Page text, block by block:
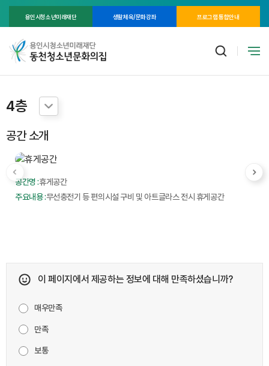
용인시청소년미래재단 생활체육/문화강좌 프로그램 통합안내
4층
공간 소개
공간명 :휴게공간
주요내용 :무선충전기 등 편의시설 구비 및 아트글라스 전시 휴게공간
이 페이지에서 제공하는 정보에 대해 만족하셨습니까?
매우만족
만족
보통